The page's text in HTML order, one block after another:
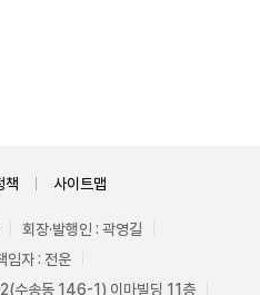
책 사이트맵
회장·발행인 : 곽영길
임자 : 전운
수송동 146-1) 이마빌딩 11층